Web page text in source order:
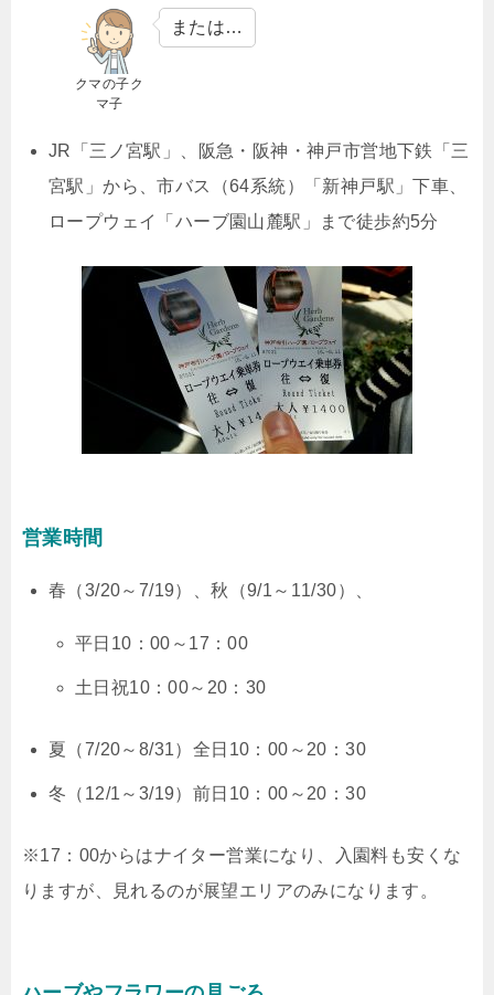
クマの子ク
マ子
または…
JR「三ノ宮駅」、阪急・阪神・神戸市営地下鉄「三
宮駅」から、市バス（64系統）「新神戸駅」下車、
ロープウェイ「ハーブ園山麓駅」まで徒歩約5分
営業時間
春（3/20～7/19）、秋（9/1～11/30）、
平日10：00～17：00
土日祝10：00～20：30
夏（7/20～8/31）全日10：00～20：30
冬（12/1～3/19）前日10：00～20：30
※17：00からはナイター営業になり、入園料も安くな
りますが、見れるのが展望エリアのみになります。